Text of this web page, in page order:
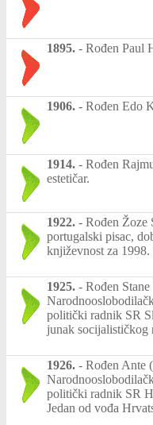
1895. - Rođen Paul
1906. - Rođen Edo
1914. - Rođen
estetičar.
1922. - Rođen Žoze
portugalski pisac,
književnost za 1998.
1925. - Rođen
politički radnik SR
junak socijalističkog
1926. - Rođen Ante
politički radnik SR
Jedan od vođa